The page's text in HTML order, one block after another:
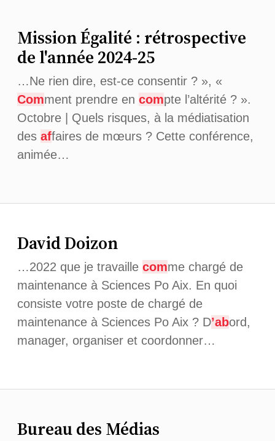
Mission Égalité : rétrospective
de l'année 2024-25
…Ne rien dire, est-ce consentir ? », «
Comment prendre en compte l’altérité ? ».
Octobre | Quels risques, à la médiatisation
des affaires de mœurs ? Cette conférence,
animée…
David Doizon
…2022 que je travaille comme chargé de
maintenance à Sciences Po Aix. En quoi
consiste votre poste de chargé de
maintenance à Sciences Po Aix ? D’abord,
manager, organiser et coordonner…
Bureau des Médias